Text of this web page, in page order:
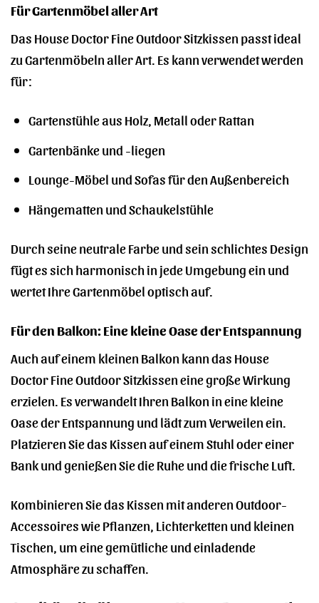
Für Gartenmöbel aller Art
Das House Doctor Fine Outdoor Sitzkissen passt ideal
zu Gartenmöbeln aller Art. Es kann verwendet werden
für:
Gartenstühle aus Holz, Metall oder Rattan
Gartenbänke und -liegen
Lounge-Möbel und Sofas für den Außenbereich
Hängematten und Schaukelstühle
Durch seine neutrale Farbe und sein schlichtes Design
fügt es sich harmonisch in jede Umgebung ein und
wertet Ihre Gartenmöbel optisch auf.
Für den Balkon: Eine kleine Oase der Entspannung
Auch auf einem kleinen Balkon kann das House
Doctor Fine Outdoor Sitzkissen eine große Wirkung
erzielen. Es verwandelt Ihren Balkon in eine kleine
Oase der Entspannung und lädt zum Verweilen ein.
Platzieren Sie das Kissen auf einem Stuhl oder einer
Bank und genießen Sie die Ruhe und die frische Luft.
Kombinieren Sie das Kissen mit anderen Outdoor-
Accessoires wie Pflanzen, Lichterketten und kleinen
Tischen, um eine gemütliche und einladende
Atmosphäre zu schaffen.